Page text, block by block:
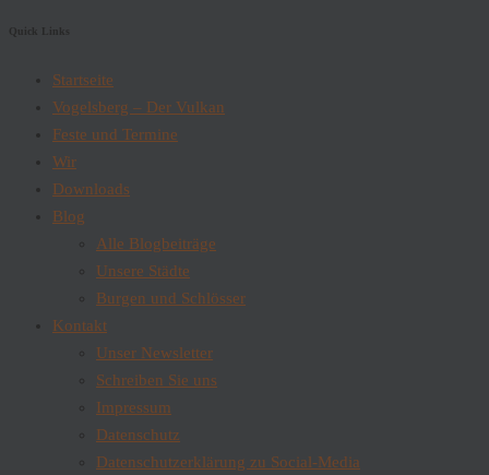
Quick Links
Startseite
Vogelsberg – Der Vulkan
Feste und Termine
Wir
Downloads
Blog
Alle Blogbeiträge
Unsere Städte
Burgen und Schlösser
Kontakt
Unser Newsletter
Schreiben Sie uns
Impressum
Datenschutz
Datenschutzerklärung zu Social-Media